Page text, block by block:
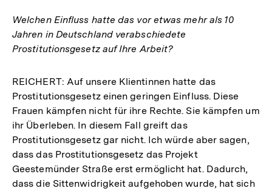
Welchen Einfluss hatte das vor etwas mehr als 10
Jahren in Deutschland verabschiedete
Prostitutionsgesetz auf Ihre Arbeit?
REICHERT: Auf unsere Klientinnen hatte das
Prostitutionsgesetz einen geringen Einfluss. Diese
Frauen kämpfen nicht für ihre Rechte. Sie kämpfen um
ihr Überleben. In diesem Fall greift das
Prostitutionsgesetz gar nicht. Ich würde aber sagen,
dass das Prostitutionsgesetz das Projekt
Geestemünder Straße erst ermöglicht hat. Dadurch,
dass die Sittenwidrigkeit aufgehoben wurde, hat sich